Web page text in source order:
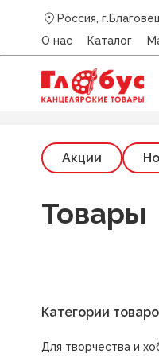
Россия,
О нас
Каталог
Главная /Каталог/
Акции
Товары
Категории
Для творчества и